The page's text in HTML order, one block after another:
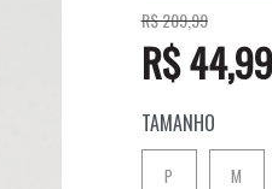
R$ 209,99
R$ 44,99
TAMANHO
P M